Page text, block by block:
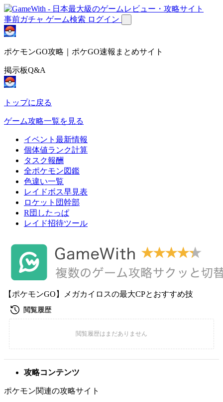
事前ガチャ ゲーム検索 ログイン
ポケモンGO攻略｜ポケGO速報まとめサイト
掲示板Q&A
トップに戻る
ゲーム攻略一覧を見る
イベント最新情報
個体値ランク計算
タスク報酬
全ポケモン図鑑
色違い一覧
レイドボス早見表
ロケット団幹部
R団したっぱ
レイド招待ツール
【ポケモンGO】メガカイロスの最大CPとおすすめ技
攻略コンテンツ
ポケモン関連の攻略サイト